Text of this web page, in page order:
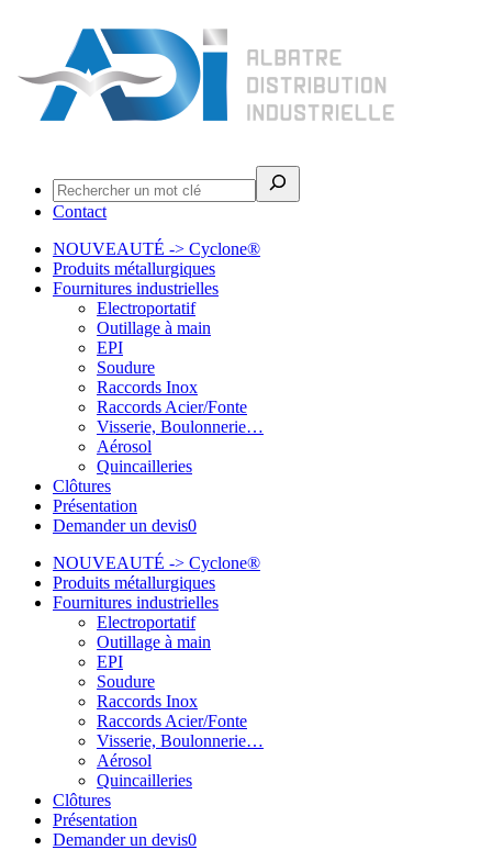
Contact
NOUVEAUTÉ -> Cyclone®
Produits métallurgiques
Fournitures industrielles
Electroportatif
Outillage à main
EPI
Soudure
Raccords Inox
Raccords Acier/Fonte
Visserie, Boulonnerie…
Aérosol
Quincailleries
Clôtures
Présentation
Demander un devis0
NOUVEAUTÉ -> Cyclone®
Produits métallurgiques
Fournitures industrielles
Electroportatif
Outillage à main
EPI
Soudure
Raccords Inox
Raccords Acier/Fonte
Visserie, Boulonnerie…
Aérosol
Quincailleries
Clôtures
Présentation
Demander un devis0